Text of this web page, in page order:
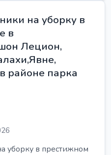
на уборку в
в
Лецион,
районе парка
уборку в престижном